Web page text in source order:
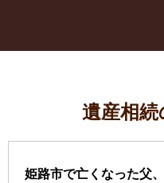
遺産相続
姫路市で亡くなった父